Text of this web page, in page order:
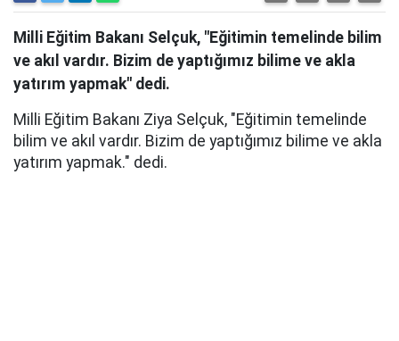
Milli Eğitim Bakanı Selçuk, "Eğitimin temelinde bilim
ve akıl vardır. Bizim de yaptığımız bilime ve akla
yatırım yapmak" dedi.
Milli Eğitim Bakanı Ziya Selçuk, "Eğitimin temelinde
bilim ve akıl vardır. Bizim de yaptığımız bilime ve akla
yatırım yapmak." dedi.